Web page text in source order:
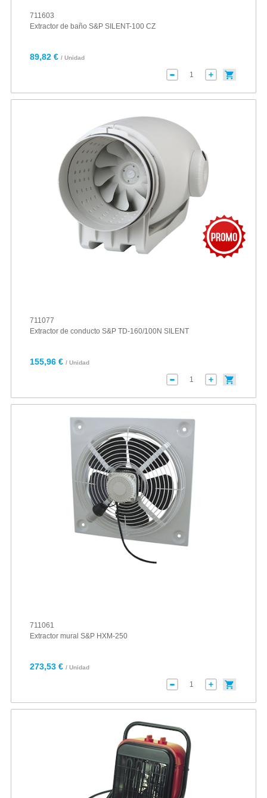
711603
Extractor de baño S&P SILENT-100 CZ
89,82 € / Unidad
711077
Extractor de conducto S&P TD-160/100N SILENT
155,96 € / Unidad
711061
Extractor mural S&P HXM-250
273,53 € / Unidad